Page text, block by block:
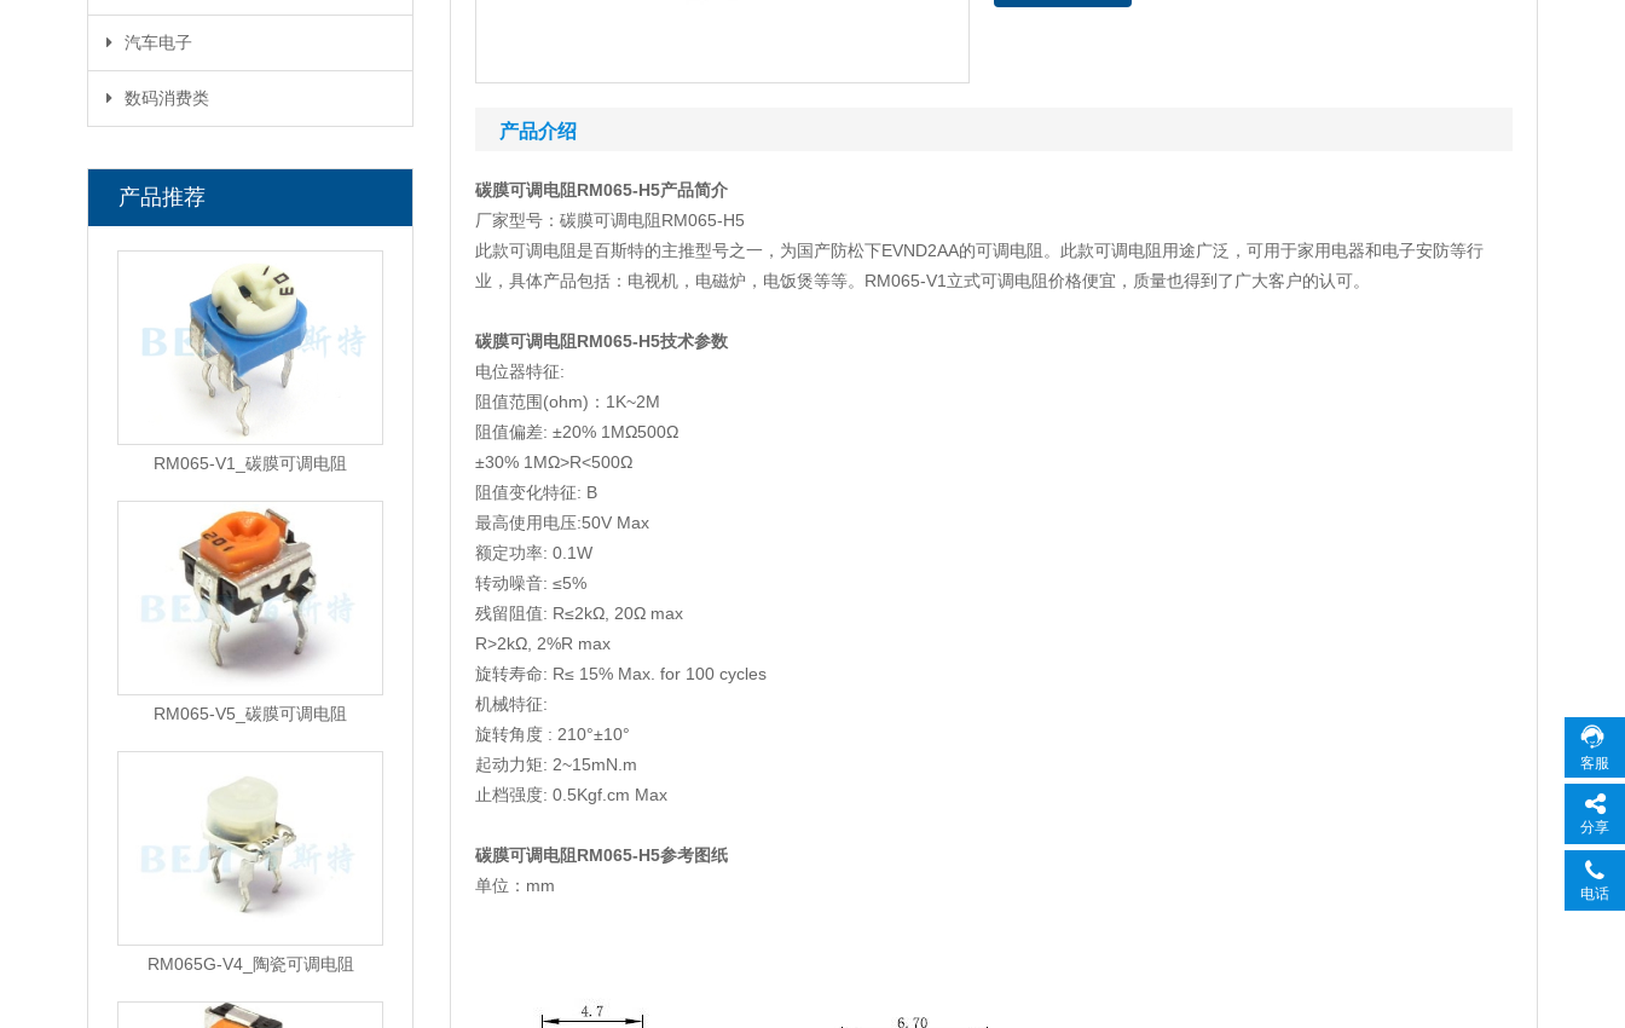
汽车电子
数码消费类
产品推荐
RM065-V1_碳膜可调电阻
RM065-V5_碳膜可调电阻
RM065G-V4_陶瓷可调电阻
产品介绍
碳膜可调电阻RM065-H5产品简介
厂家型号：碳膜可调电阻RM065-H5
此款可调电阻是百斯特的主推型号之一，为国产防松下EVND2AA的可调电阻。此款可调电阻用途广泛，可用于家用电器和电子安防等行
业，具体产品包括：电视机，电磁炉，电饭煲等等。RM065-V1立式可调电阻价格便宜，质量也得到了广大客户的认可。
碳膜可调电阻RM065-H5技术参数
电位器特征:
阻值范围(ohm)：1K~2M
阻值偏差: ±20% 1MΩ500Ω
±30% 1MΩ>R<500Ω
阻值变化特征: B
最高使用电压:50V Max
额定功率: 0.1W
转动噪音: ≤5%
残留阻值: R≤2kΩ, 20Ω max
R>2kΩ, 2%R max
旋转寿命: R≤ 15% Max. for 100 cycles
机械特征:
旋转角度 : 210°±10°
起动力矩: 2~15mN.m
止档强度: 0.5Kgf.cm Max
碳膜可调电阻RM065-H5参考图纸
单位：mm
客服
分享
电话